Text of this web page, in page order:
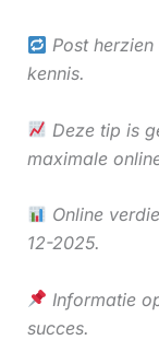
Post
kennis.
Deze tip is
maximale
Online
12-2025.
Informatie
succes.